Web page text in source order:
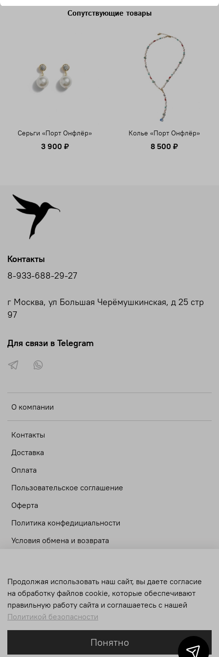
Сопутствующие товары
Серьги «Порт Онфлёр»
3 900 ₽
Колье «Порт Онфлёр»
8 500 ₽
О компании
Контакты
Доставка
Оплата
Пользовательское соглашение
Оферта
Политика конфедициальности
Условия обмена и возврата
Корзина
Сравнение
Контакты
8-933-688-29-27
г Москва, ул Большая Черёмушкинская, д 25 стр
97
Для связи в Telegram
Продолжая использовать наш сайт, вы даете согласие
на обработку файлов cookie, которые обеспечивают
правильную работу сайта и соглашаетесь с нашей
Политикой безопасности
Понятно